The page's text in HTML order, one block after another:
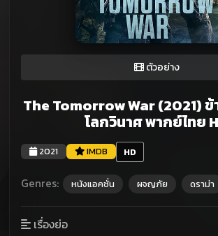
ตัวอย่าง
The Tomorrow War (2021) ข้
โลกวินาศ พากย์ไทย
2021 IMDB HD
Genres: หนังแอคชั่น ผจญภัย ดราม่า
เรื่องย่อ